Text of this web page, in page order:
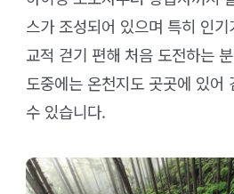
스가 조성되어 있으며 특히 인
교적 걷기 편해 처음 도전하는
도중에는 온천지도 곳곳에 있어
수 있습니다.